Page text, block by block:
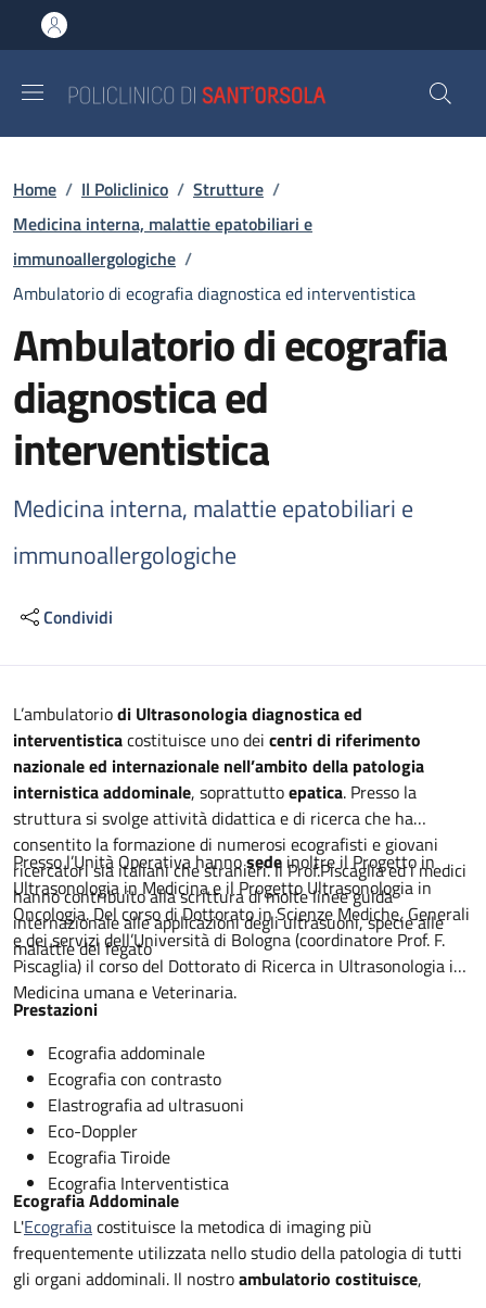
al contenuto principale
to footer content
Briciole di pane
Home / Il Policlinico / Strutture /
Medicina interna, malattie epatobiliari e
immunoallergologiche /
Ambulatorio di ecografia diagnostica ed interventistica
Ambulatorio di ecografia
diagnostica ed
interventistica
Medicina interna, malattie epatobiliari e
immunoallergologiche
Condividi
Descrizione
L’ambulatoriodi Ultrasonologia diagnostica ed
interventisticacostituisce uno dei centri di riferimento
nazionale ed internazionale nell’ambito della patologia
internistica addominale, soprattuttoepatica. Presso la
struttura si svolge attività didattica e di ricerca che ha
consentito la formazione di numerosi ecografisti e giovani
ricercatori sia italiani che stranieri. Il Prof.Piscaglia ed i medici
hanno contribuito alla scrittura di molte linee guida
internazionale alle applicazioni degli ultrasuoni, specie alle
malattie del fegato
Presso l’Unità Operativa hannosede inoltre il Progetto in
Ultrasonologia in Medicina e il Progetto Ultrasonologia in
Oncologia. Del corso di Dottorato in Scienze Mediche, Generali
e dei servizi dell’Università di Bologna (coordinatore Prof. F.
Piscaglia) il corso del Dottorato di Ricerca in Ultrasonologia in
Medicina umana e Veterinaria.
Prestazioni
Ecografia addominale
Ecografia con contrasto
Elastrografia ad ultrasuoni
Eco-Doppler
Ecografia Tiroide
Ecografia Interventistica
Ecografia Addominale
L'Ecografiacostituisce la metodica di imaging più
frequentemente utilizzata nello studio della patologia di tutti
gli organi addominali. Il nostroambulatorio costituisce,